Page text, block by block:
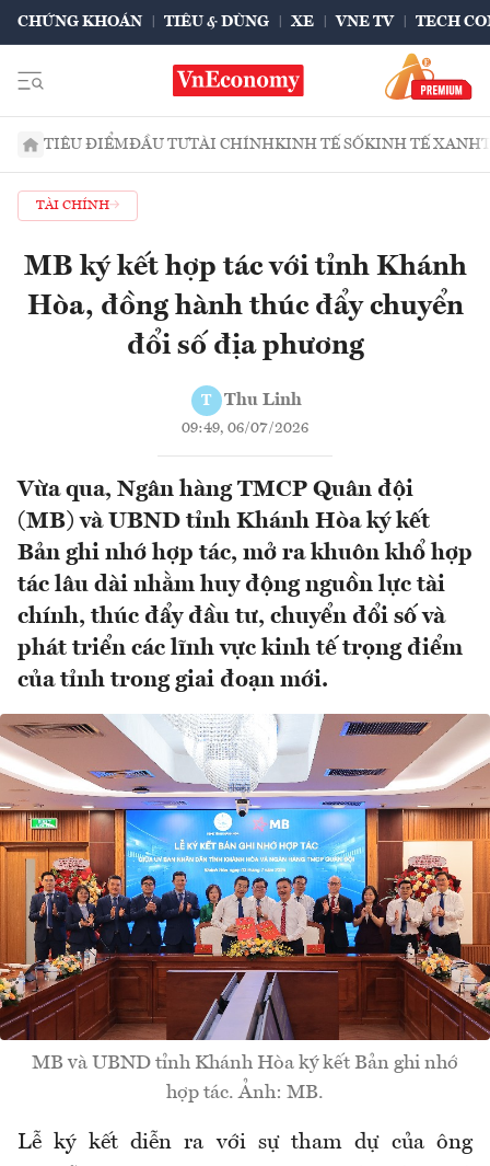
CHỨNG KHOÁN TIÊU & DÙNG XE VNE TV TECH
TIÊU ĐIỂMĐẦU TƯTÀI CHÍNHKINH TẾ SỐKINH TẾ XANH
TÀI CHÍNH
MB ký kết hợp tác với tỉnh Khánh
Hòa, đồng hành thúc đẩy chuyển
đổi số địa phương
T Thu Linh
09:49, 06/07/2026
Vừa qua, Ngân hàng TMCP Quân đội
(MB) và UBND tỉnh Khánh Hòa ký kết
Bản ghi nhớ hợp tác, mở ra khuôn khổ hợp
tác lâu dài nhằm huy động nguồn lực tài
chính, thúc đẩy đầu tư, chuyển đổi số và
phát triển các lĩnh vực kinh tế trọng điểm
của tỉnh trong giai đoạn mới.
MB và UBND tỉnh Khánh Hòa ký kết Bản ghi nhớ
hợp tác. Ảnh: MB.
Lễ ký kết diễn ra với sự tham dự của ông